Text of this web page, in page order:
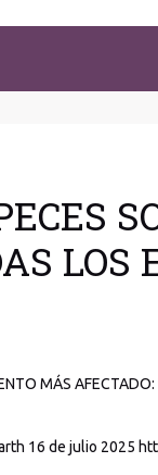
LOS
MÁS
16 de julio 2025